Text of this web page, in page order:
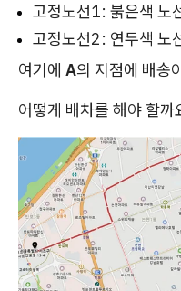
고정노선1: 붉은색 노
고정노선2: 연두색 노
여기에 A의 지점에 배송
어떻게 배차를 해야 할까